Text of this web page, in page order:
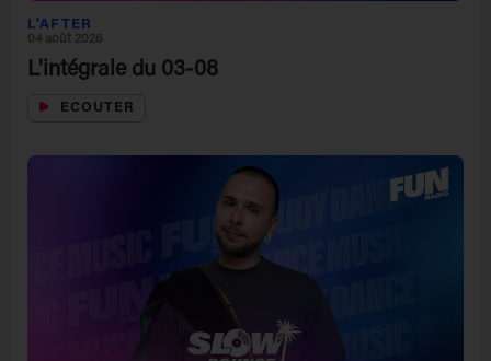
L'AFTER
04 août 2026
L'intégrale du 03-08
ECOUTER